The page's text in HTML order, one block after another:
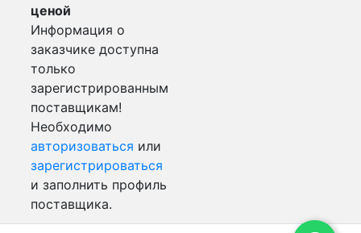
ценой
Информация о
заказчике доступна
только
зарегистрированным
поставщикам!
Необходимо
авторизоваться или
зарегистрироваться
и заполнить профиль
поставщика.